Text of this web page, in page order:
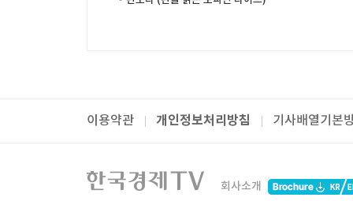
이용약관 개인정보처리방침 기사배열기본
패밀리사이트
한국경제TV
회사소개